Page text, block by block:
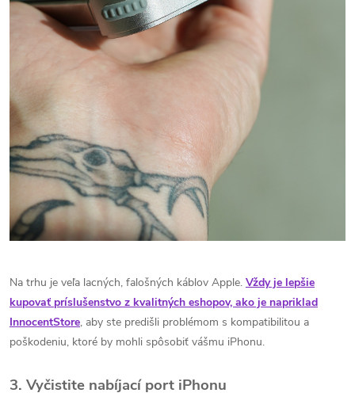
Na trhu je veľa lacných, falošných káblov Apple. Vždy je lepšie
kupovať príslušenstvo z kvalitných eshopov, ako je napriklad
InnocentStore, aby ste predišli problémom s kompatibilitou a
poškodeniu, ktoré by mohli spôsobiť vášmu iPhonu.
3. Vyčistite nabíjací port iPhonu